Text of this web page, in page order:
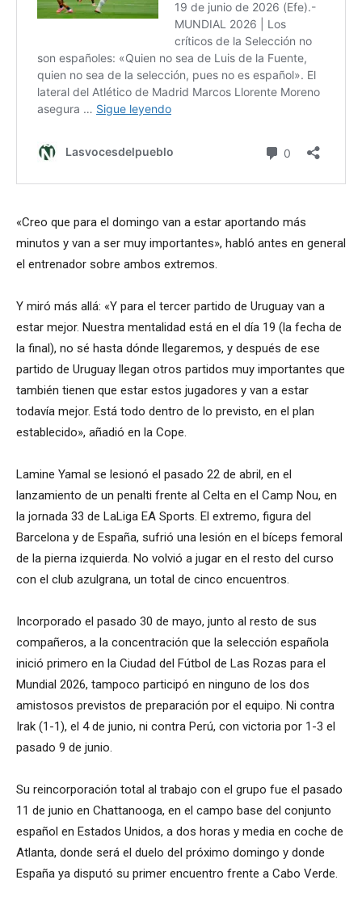
«Creo que para el domingo van a estar aportando más
minutos y van a ser muy importantes», habló antes en general
el entrenador sobre ambos extremos.
Y miró más allá: «Y para el tercer partido de Uruguay van a
estar mejor. Nuestra mentalidad está en el día 19 (la fecha de
la final), no sé hasta dónde llegaremos, y después de ese
partido de Uruguay llegan otros partidos muy importantes que
también tienen que estar estos jugadores y van a estar
todavía mejor. Está todo dentro de lo previsto, en el plan
establecido», añadió en la Cope.
Lamine Yamal se lesionó el pasado 22 de abril, en el
lanzamiento de un penalti frente al Celta en el Camp Nou, en
la jornada 33 de LaLiga EA Sports. El extremo, figura del
Barcelona y de España, sufrió una lesión en el bíceps femoral
de la pierna izquierda. No volvió a jugar en el resto del curso
con el club azulgrana, un total de cinco encuentros.
Incorporado el pasado 30 de mayo, junto al resto de sus
compañeros, a la concentración que la selección española
inició primero en la Ciudad del Fútbol de Las Rozas para el
Mundial 2026, tampoco participó en ninguno de los dos
amistosos previstos de preparación por el equipo. Ni contra
Irak (1-1), el 4 de junio, ni contra Perú, con victoria por 1-3 el
pasado 9 de junio.
Su reincorporación total al trabajo con el grupo fue el pasado
11 de junio en Chattanooga, en el campo base del conjunto
español en Estados Unidos, a dos horas y media en coche de
Atlanta, donde será el duelo del próximo domingo y donde
España ya disputó su primer encuentro frente a Cabo Verde.